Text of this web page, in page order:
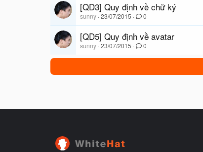
[QD3] Quy định về chữ ký
sunny 23/07/2015 0
[QD5] Quy định về avatar
sunny 23/07/2015 0